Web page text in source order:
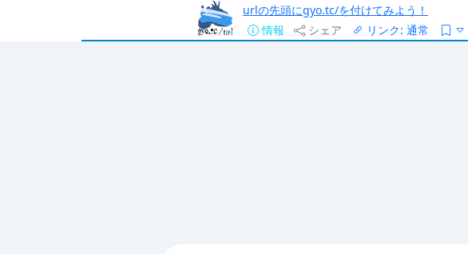
urlの先頭にgyo.tc/を付けてみよう！
情報
シェア リンク: 通常